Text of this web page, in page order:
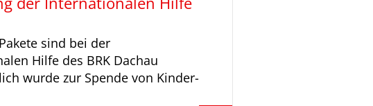
sind bei der
Hilfe des BRK Dachau
wurde zur Spende von Kinder-